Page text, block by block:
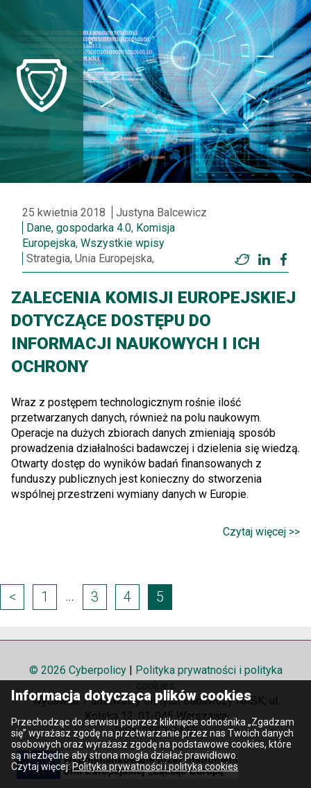
25 kwietnia 2018
Justyna Balcewicz
Dane, gospodarka 4.0, Komisja
Europejska, Wszystkie wpisy
Strategia, Unia Europejska,
Twitter
ZALECENIA KOMISJI EUROPEJSKIEJ
DOTYCZĄCE DOSTĘPU DO
INFORMACJI NAUKOWYCH I ICH
OCHRONY
Wraz z postępem technologicznym rośnie ilość
przetwarzanych danych, również na polu naukowym.
Operacje na dużych zbiorach danych zmieniają sposób
prowadzenia działalności badawczej i dzielenia się wiedzą.
Otwarty dostęp do wyników badań finansowanych z
funduszy publicznych jest konieczny do stworzenia
wspólnej przestrzeni wymiany danych w Europie.
Czytaj więcej >>
Page
< 1 … 3 4 5
© 2026 Cyberpolicy
Polityka prywatności i polityka
cookies
Wydawca: Państwowy Instytut Badawczy NASK; ul.
Kolska 12, 01-045 Warszawa
ISSN 2657-8425
Informacja dotycząca plików cookies
Przechodząc do serwisu poprzez kliknięcie odnośnika „Zgadzam
się” wyrażasz zgodę na przetwarzanie przez nas Twoich danych
osobowych oraz wyrażasz zgodę na podstawowe cookies, które
są niezbędne aby strona mogła działać prawidłowo.
Czytaj więcej: Polityka prywatności i polityka cookies